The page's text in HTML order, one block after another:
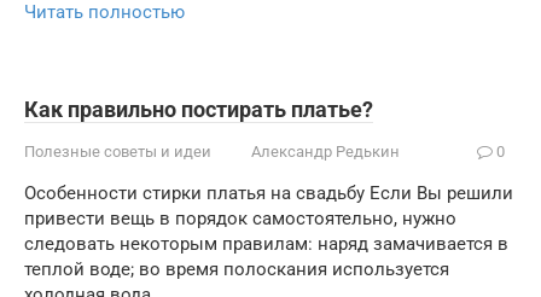
Читать полностью
Как правильно постирать платье?
Полезные советы и идеи Александр Редькин 0
Особенности стирки платья на свадьбу Если Вы решили
привести вещь в порядок самостоятельно, нужно
следовать некоторым правилам: наряд замачивается в
теплой воде; во время полоскания используется